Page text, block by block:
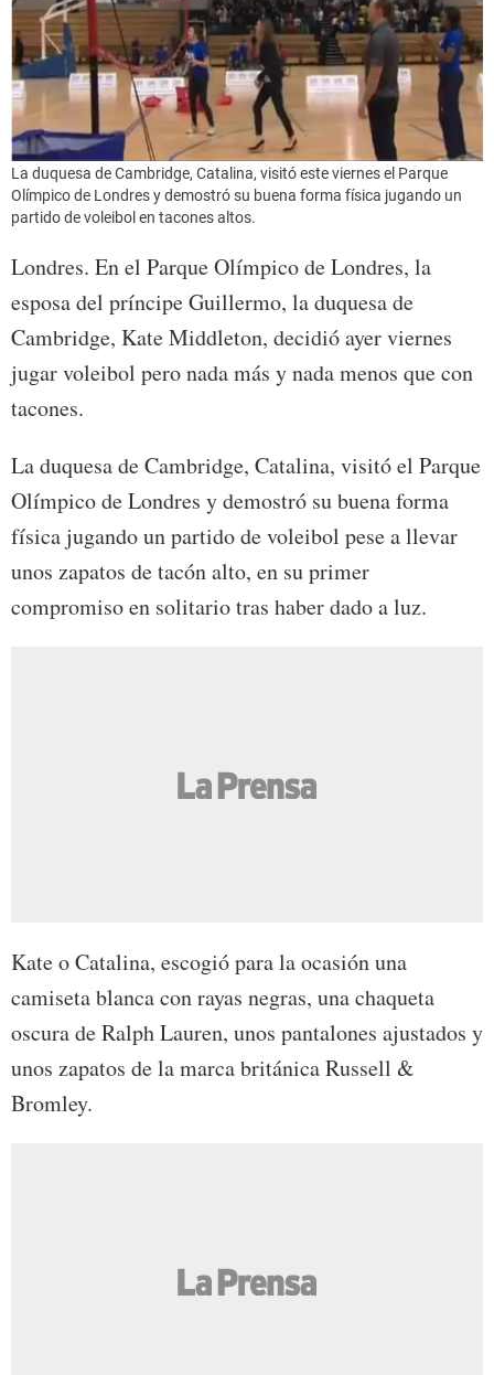
La duquesa de Cambridge, Catalina, visitó este viernes el Parque
Olímpico de Londres y demostró su buena forma física jugando un
partido de voleibol en tacones altos.
Londres. En el Parque Olímpico de Londres, la
esposa del príncipe Guillermo, la duquesa de
Cambridge, Kate Middleton, decidió ayer viernes
jugar voleibol pero nada más y nada menos que con
tacones.
La duquesa de Cambridge, Catalina, visitó el Parque
Olímpico de Londres y demostró su buena forma
física jugando un partido de voleibol pese a llevar
unos zapatos de tacón alto, en su primer
compromiso en solitario tras haber dado a luz.
Kate o Catalina, escogió para la ocasión una
camiseta blanca con rayas negras, una chaqueta
oscura de Ralph Lauren, unos pantalones ajustados y
unos zapatos de la marca británica Russell &
Bromley.